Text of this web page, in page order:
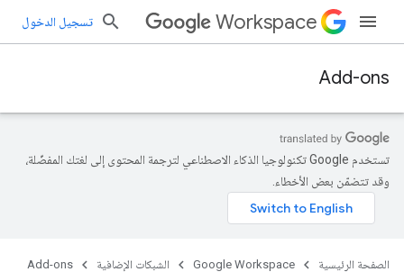
Workspace تسجيل الدخول
Add-ons
تستخدم Google تكنولوجيا الذكاء الاصطناعي لترجمة المحتوى إلى لغتك المفضّلة،
وقد تتضمّن بعض الأخطاء.
الصفحة الرئيسية Google Workspace الشبكات الإضافية Add-ons